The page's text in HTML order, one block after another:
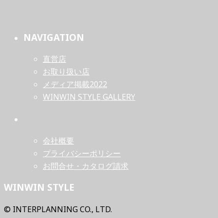
NAVIGATION
直営店
お取り扱い店
メディア掲載2022
WINWIN STYLE GALLERY
会社概要
プライバシーポリシー
お問合せ・カタログ請求
WINWIN STYLE
© INTERPLANNING CO., LTD.